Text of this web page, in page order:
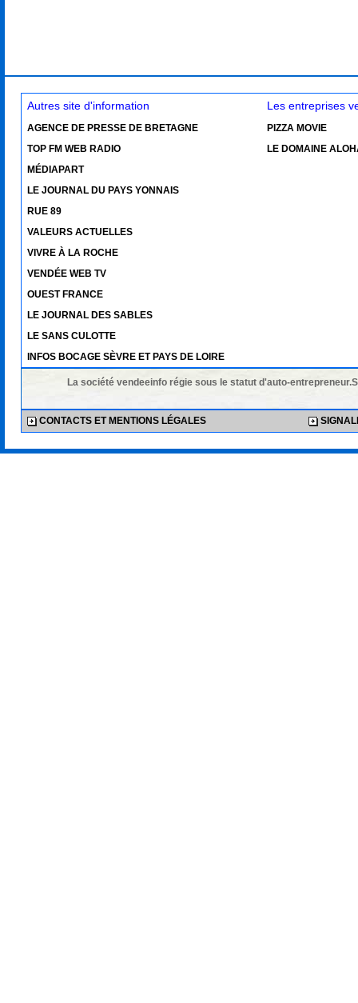
Autres site d'information
AGENCE DE PRESSE DE BRETAGNE
TOP FM WEB RADIO
MÉDIAPART
LE JOURNAL DU PAYS YONNAIS
RUE 89
VALEURS ACTUELLES
VIVRE À LA ROCHE
VENDÉE WEB TV
OUEST FRANCE
LE JOURNAL DES SABLES
LE SANS CULOTTE
INFOS BOCAGE SÈVRE ET PAYS DE LOIRE
Les entreprises
PIZZA MOVIE
LE DOMAINE
La société vendeeinfo régie sous le statut d'auto-
CONTACTS ET MENTIONS LÉGALES